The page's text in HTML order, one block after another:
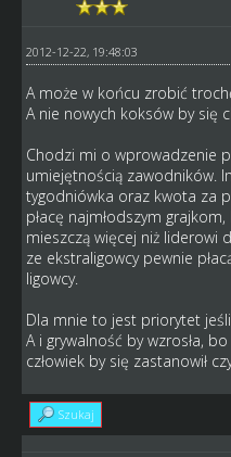
2012-12-22, 19:48:03
A może w końcu zrobić
A nie nowych koksów by się
Chodzi mi o wprowadzenie
umiejętnością zawodników.
tygodniówka oraz kwota za
płacę najmłodszym
mieszczą więcej niż liderowi
ze ekstraligowcy pewnie
ligowcy.
Dla mnie to jest priorytet
A i grywalność by wzrosła,
człowiek by się zastanowił
Szukaj